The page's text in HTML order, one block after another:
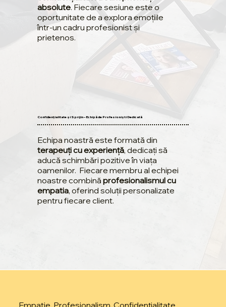
absolute. Fiecare sesiune este o
oportunitate de a explora emoțiile
într-un cadru profesionist și
prietenos.
Confidențialitate și Sprijin – Echipă de Profesioniști Dedicată
Echipa noastră este formată din
terapeuți cu experiență, dedicați să
aducă schimbări pozitive în viața
oamenilor. Fiecare membru al echipei
noastre combină profesionalismul cu
empatia, oferind soluții personalizate
pentru fiecare client.